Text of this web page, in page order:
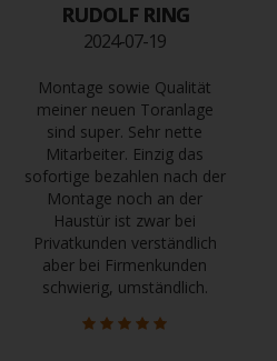
RUDOLF RING
2024-07-19
Montage sowie Qualität
meiner neuen Toranlage
sind super. Sehr nette
Mitarbeiter. Einzig das
sofortige bezahlen nach der
Montage noch an der
Haustür ist zwar bei
Privatkunden verständlich
aber bei Firmenkunden
schwierig, umständlich.